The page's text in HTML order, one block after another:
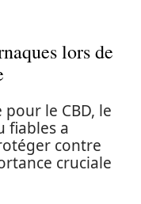
lors de
le CBD, le
fiables a
contre
cruciale